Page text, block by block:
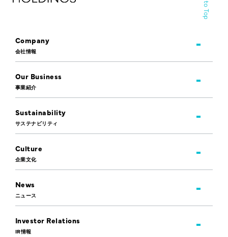
Company
会社情報
Our Business
事業紹介
Sustainability
サステナビリティ
Culture
企業文化
News
ニュース
Investor Relations
IR情報